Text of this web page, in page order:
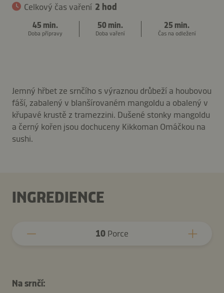
Celkový čas vaření 2 hod
45 min.
Doba přípravy
50 min.
Doba vaření
25 min.
Čas na odležení
Jemný hřbet ze srnčího s výraznou drůbeží a houbovou
fáší, zabalený v blanšírovaném mangoldu a obalený v
křupavé krustě z tramezzini. Dušené stonky mangoldu
a černý kořen jsou dochuceny Kikkoman Omáčkou na
sushi.
INGREDIENCE
10 Porce
Na srnčí: